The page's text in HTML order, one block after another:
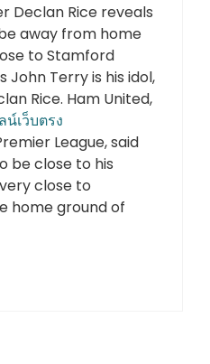
Declan Rice reveals
away from home
to Stamford
John Terry is his idol,
Rice. Ham United,
เว็บตรง
League, said
be close to his
close to
home ground of